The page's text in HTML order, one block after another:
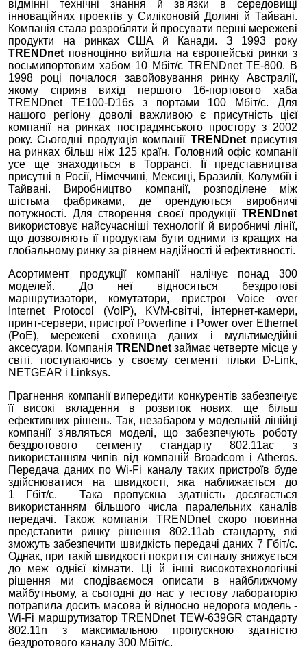
відмінні технічні знання й зв'язки в середовищі
інноваційних проектів у Силіконовій Долині й Тайвані.
Компанія стала розробляти й просувати перші мережеві
продукти на ринках США й Канади. З 1993 року
TRENDnet повноцінно вийшла на європейські ринки з
восьмипортовим хабом 10 Мбіт/с TRENDnet TE-800. В
1998 році почалося завойовування ринку Австралії,
якому сприяв вихід першого 16-портового хаба
TRENDnet TE100-D16s з портами 100 Мбіт/с. Для
нашого регіону доволі важливою є присутність цієї
компанії на ринках пострадянського простору з 2002
року. Сьогодні продукція компанії TRENDnetприсутня
на ринках більш ніж 125 країн. Головний офіс компанії
усе ще знаходиться в Торрансі. Її представництва
присутні в Росії, Німеччині, Мексиці, Бразилії, Колумбії і
Тайвані. Виробництво компанії, розподілене між
шістьма фабриками, де орендуються виробничі
потужності. Для створення своєї продукціїTRENDnet
використовує найсучасніші технології й виробничі лінії,
що дозволяють її продуктам бути одними із кращих на
глобальному ринку за рівнем надійності й ефективності.
Асортимент продукції компанії налічує понад 300
моделей. До неї відносяться бездротові
маршрутизатори, комутатори, пристрої Voice over
Internet Protocol (VoIP), KVM-світчі, інтернет-камери,
принт-сервери, пристрої Powerline і Power over Ethernet
(PoE), мережеві сховища даних і мультимедійні
аксесуари. КомпаніяTRENDnetзаймає четверте місце у
світі, поступаючись у своєму сегменті тільки D-Link,
NETGEAR і Linksys.
Прагнення компанії випередити конкурентів забезпечує
її високі вкладення в розвиток нових, ще більш
ефективних рішень. Так, незабаром у модельній лінійці
компанії з'являться моделі, що забезпечують роботу
бездротового сегменту стандарту 802.11ac з
використанням чипів від компаній Broadcom і Atheros.
Передача даних по Wi-Fi каналу таких пристроїв буде
здійснюватися на швидкості, яка наближається до
1 Гбіт/с. Така пропускна здатність досягається
використанням більшого числа паралельних каналів
передачі. Також компанія TRENDnet скоро повинна
представити ринку рішення 802.11ab стандарту, які
зможуть забезпечити швидкість передачі даних 7 Гбіт/с.
Однак, при такій швидкості покриття сигналу знижується
до меж однієї кімнати. Ці й інші високотехнологічні
рішення ми сподіваємося описати в найближчому
майбутньому, а сьогодні до нас у тестову лабораторію
потрапила досить масова й відносно недорога модель -
Wi-Fi маршрутизатор TRENDnet TEW-639GR стандарту
802.11n з максимальною пропускною здатністю
бездротового каналу 300 Мбіт/с.